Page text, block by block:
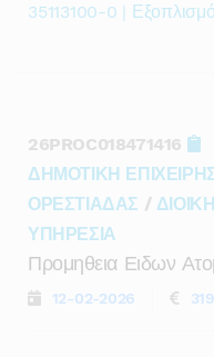
35113100-0 |
26PROC018471416
ΔΗΜΟΤΙΚΗ
ΟΡΕΣΤΙΑΔΑΣ /
ΥΠΗΡΕΣΙΑ
Προμηθεια Ειδων
12-02-2026